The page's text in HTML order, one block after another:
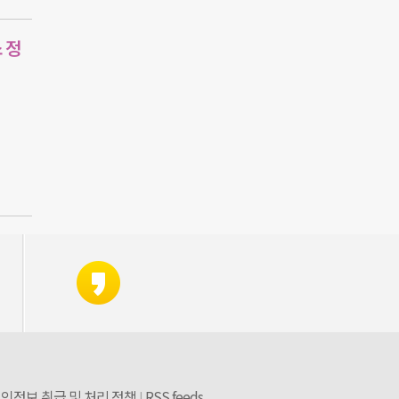
정